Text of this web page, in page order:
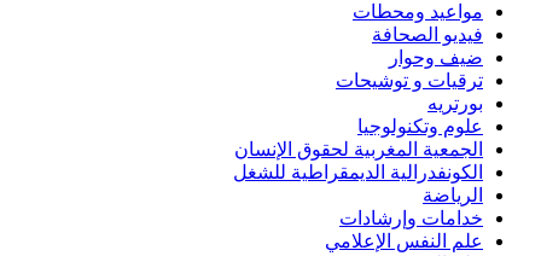
مواعيد ومحطات
فيديو الصحافة
ضيف وحوار
ترقيات و توشيحات
بورتريه
علوم وتكنولوجيا
الجمعية المغربية لحقوق الإنسان
الكونفدرالية الديمقراطية للشغل
الرياضة
خدامات وإرشادات
علم النفس الإعلامي